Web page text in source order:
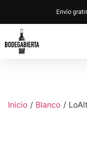
Envío
Inicio / Blanco /